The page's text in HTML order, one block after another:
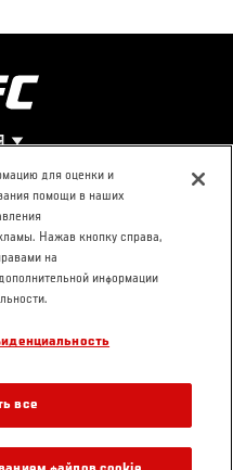
Условия
использования
для оценки и
помощи в наших
Нажав кнопку справа,
на
информации
все